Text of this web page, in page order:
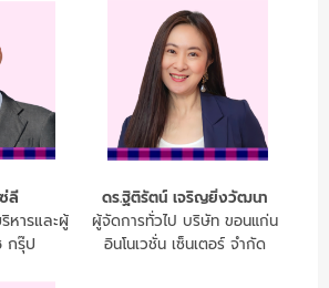
ลี
หารและผู้
กรุ๊ป
ดร.ฐิติรัตน์ เจริญยิ่งวัฒนา
ผู้จัดการทั่วไป บริษัท ขอนแก่น
อินโนเวชั่น เซ็นเตอร์ จำกัด